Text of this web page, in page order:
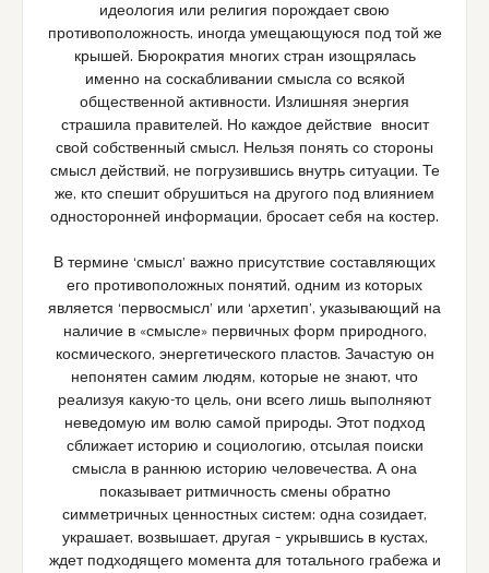
идеология или религия порождает свою
противоположность, иногда умещающуюся под той же
крышей. Бюрократия многих стран изощрялась
именно на соскабливании смысла со всякой
общественной активности. Излишняя энергия
страшила правителей. Но каждое действие вносит
свой собственный смысл. Нельзя понять со стороны
смысл действий, не погрузившись внутрь ситуации. Те
же, кто спешит обрушиться на другого под влиянием
односторонней информации, бросает себя на костер.
В термине ‘смысл’ важно присутствие составляющих
его противоположных понятий, одним из которых
является ‘первосмысл’ или ‘архетип’, указывающий на
наличие в «смысле» первичных форм природного,
космического, энергетического пластов. Зачастую он
непонятен самим людям, которые не знают, что
реализуя какую-то цель, они всего лишь выполняют
неведомую им волю самой природы. Этот подход
сближает историю и социологию, отсылая поиски
смысла в раннюю историю человечества. А она
показывает ритмичность смены обратно
симметричных ценностных систем: одна созидает,
украшает, возвышает, другая – укрывшись в кустах,
ждет подходящего момента для тотального грабежа и